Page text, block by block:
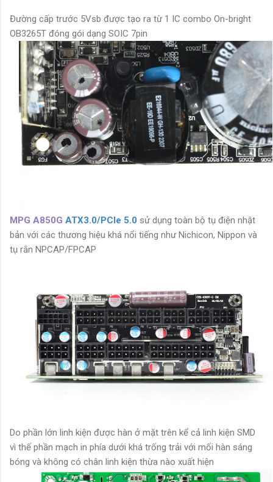
Đường cấp trước 5Vsb được tạo ra từ 1 IC combo On-bright
OB3265T đóng gói dạng SOIC 7pin
MPG A850G ATX3.0/PCIe 5.0 sử dụng toàn bộ tụ điện nhật
bản với các thương hiệu khá nổi tiếng như Nichicon, Nippon và
tụ rắn NPCAP/FPCAP
Do phần lớn linh kiện được hàn ở mặt trên kể cả linh kiện SMD
vì thế phần mạch in phía dưới khá trống trải với mối hàn sáng
bóng và không có chân linh kiện thừa nào xuất hiện